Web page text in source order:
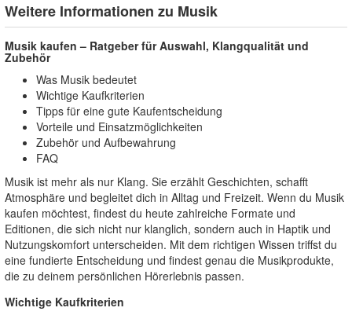
Weitere Informationen zu Musik
Musik kaufen – Ratgeber für Auswahl, Klangqualität und
Zubehör
Was Musik bedeutet
Wichtige Kaufkriterien
Tipps für eine gute Kaufentscheidung
Vorteile und Einsatzmöglichkeiten
Zubehör und Aufbewahrung
FAQ
Musik ist mehr als nur Klang. Sie erzählt Geschichten, schafft
Atmosphäre und begleitet dich in Alltag und Freizeit. Wenn du Musik
kaufen möchtest, findest du heute zahlreiche Formate und
Editionen, die sich nicht nur klanglich, sondern auch in Haptik und
Nutzungskomfort unterscheiden. Mit dem richtigen Wissen triffst du
eine fundierte Entscheidung und findest genau die Musikprodukte,
die zu deinem persönlichen Hörerlebnis passen.
Wichtige Kaufkriterien